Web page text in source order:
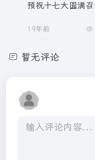
预祝十七大圆满召
19年前
暂无评论